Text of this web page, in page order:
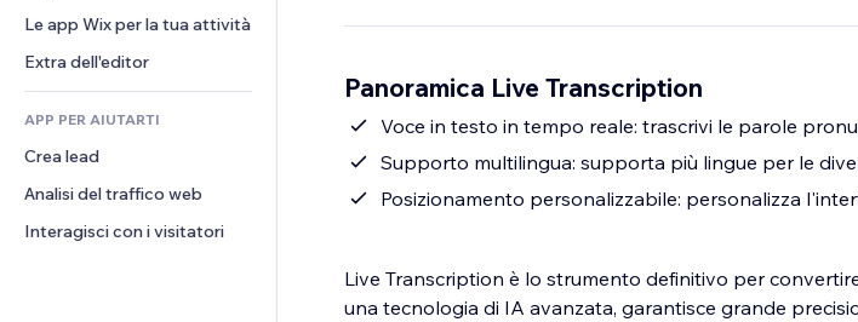
Banner e badge
Calcolatrici
Cerca
Meteo
Grafici e tabelle
Telefono
Community
Recensioni e testimonial
CRM
Le app Wix per la tua attività
Extra dell'editor
APP PER AIUTARTI
Crea lead
Analisi del traffico web
Interagisci con i visitatori
Panoramica Live Transcription
Voce in testo in tempo reale: trascrivi le parole
Supporto multilingua: supporta più lingue per le
Posizionamento personalizzabile: personalizza
Live Transcription è lo strumento definitivo per
una tecnologia di IA avanzata, garantisce grande